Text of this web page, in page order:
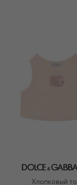
Хлопковый